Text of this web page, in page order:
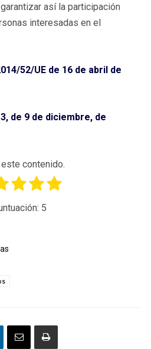
así la participación
interesadas en el
52/UE de 16 de abril de
de 9 de diciembre, de
contenido.
5